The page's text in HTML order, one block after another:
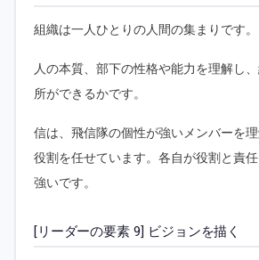
組織は一人ひとりの人間の集まりです。
人の本質、部下の性格や能力を理解し
所ができるかです。
信は、飛信隊の個性が強いメンバーを
役割を任せています。各自が役割と責任
強いです。
[リーダーの要素 9] ビジョンを描く